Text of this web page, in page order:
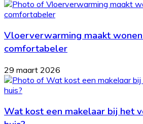
Vloerverwarming maakt
comfortabeler
29 maart 2026
Wat kost een makelaar bij het